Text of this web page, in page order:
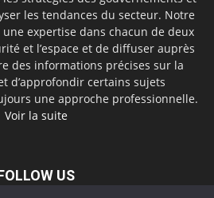
les tendances du secteur. Notre
une expertise dans chacun de deux
et l’espace et de diffuser auprès
des informations précises sur la
d’approfondir certains sujets
une approche professionnelle.
Voir la suite
US